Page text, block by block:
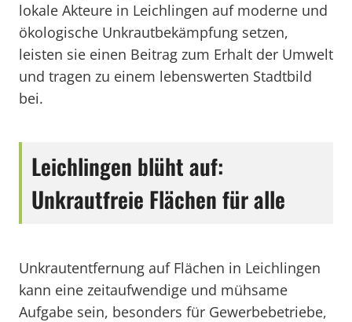
lokale Akteure in Leichlingen auf moderne und
ökologische Unkrautbekämpfung setzen,
leisten sie einen Beitrag zum Erhalt der Umwelt
und tragen zu einem lebenswerten Stadtbild
bei.
Leichlingen blüht auf:
Unkrautfreie Flächen für alle
Unkrautentfernung auf Flächen in Leichlingen
kann eine zeitaufwendige und mühsame
Aufgabe sein, besonders für Gewerbebetriebe,